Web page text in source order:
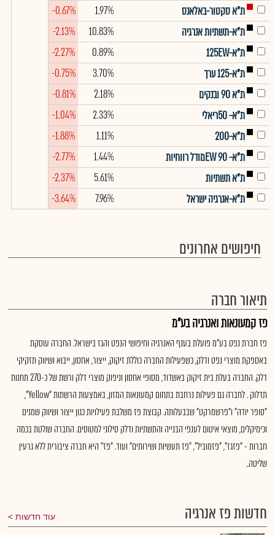
ת"א סקטור-באלאנס
1.97%
-0.67%
ת"א-תשתיות אנרגיה
10.83%
-2.13%
ת"א-125EW
0.89%
-2.27%
ת"א-125 ערך
3.70%
-0.75%
ת"א 90 ובנקים
2.18%
-0.81%
ת"א- 50ריאלי
2.33%
-1.04%
ת"א-200
1.11%
-1.88%
ת"א- EW 90מודל רווחיות
1.44%
-2.77%
ת"א תשתיות
5.61%
-2.37%
ת"א-אנרגיה ישראל
7.96%
-3.64%
חיפושים אחרונים
תיאור חברה
פז קמעונאות ואנרגיה בע"מ
פז חברת נפט בע"מ פועלת בענף האנרגיה וחיפושי הנפט והגז בישראל. החברה עוסקת
באספקת מוצרי נפט ודלק, כשפעילות החברה כוללת זיקוק, ייצור, אחסון, ייבוא ושיווק תזקיקי
דלק. החברה בעלת בית זיקוק באשדוד, מסופי אחסון וניפוק מוצרי דלק ורשת של כ-270 תחנות
תדלוק . לחברה גם פעילות נרחבת בתחום קמעונאות המזון, באמצעות הרשתות "Yellow",
"סופר יודה" ו"פרשמרקט" שבבעלותה. קבוצת פז משלבת פעילויות כגון ייצור ושיווק שמנים
וכימיקלים, מוצאי איטום לענפי הבנייה והתשתיות ודלק סילוני למטוסים. החברה שולטת בכמה
חברות - "פזגז", "פזמוביל", "פז תעשיות ושירותים" ועוד. "פז" היא חברה ציבורית ללא גרעין
שליטה..
חדשות פז אנרגיה עוד חדשות